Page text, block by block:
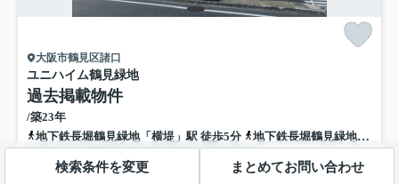
大阪市鶴見区諸口
ユニハイム鶴見緑地
過去掲載物件
/築23年
地下鉄長堀鶴見緑地「横堤」駅 徒歩5分
地下鉄長堀鶴見緑地「鶴見緑地」駅 徒歩15分
陽当り良好 エレベーター
リフォーム済
検索条件を変更 まとめてお問い合わせ